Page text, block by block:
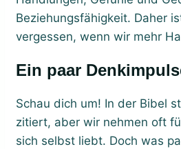
Beziehungsfähigkeit. Daher
vergessen, wenn wir mehr
Ein paar
Schau dich um! In der Bibel
zitiert, aber wir nehmen oft
sich selbst liebt. Doch was